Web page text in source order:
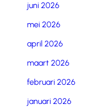
juni 2026
mei 2026
april 2026
maart 2026
februari 2026
januari 2026